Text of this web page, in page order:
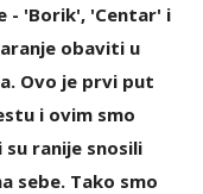
- 'Borik', 'Centar' i
obaviti u
Ovo je prvi put
i ovim smo
ranije snosili
sebe. Tako smo